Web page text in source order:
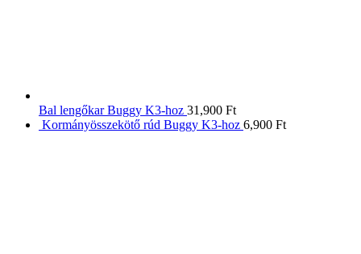
Bal lengőkar Buggy K3-hoz 31,900 Ft
Kormányösszekötő rúd Buggy K3-hoz 6,900 Ft